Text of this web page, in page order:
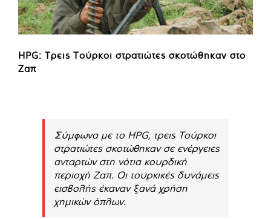
HPG: Τρεις Τούρκοι στρατιώτες σκοτώθηκαν στο
Ζαπ
Σύμφωνα με το HPG, τρεις Τούρκοι
στρατιώτες σκοτώθηκαν σε ενέργειες
ανταρτών στη νότια κουρδική
περιοχή Ζαπ. Οι τουρκικές δυνάμεις
εισβολής έκαναν ξανά χρήση
χημικών όπλων.